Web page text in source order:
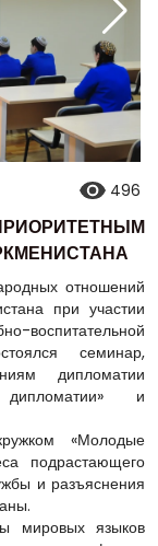
496
отношений
при участии
воспитательной
семинар,
дипломатии
и
«Молодые
подрастающего
и разъяснения
мировых языков